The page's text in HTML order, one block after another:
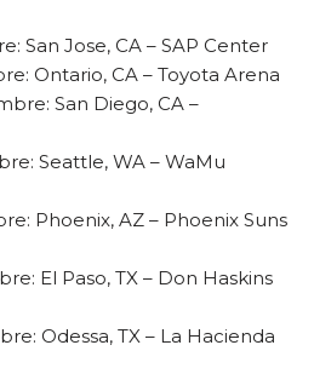
San Jose, CA – SAP Center
Ontario, CA – Toyota Arena
San Diego, CA –
Seattle, WA – WaMu
Phoenix, AZ – Phoenix Suns
El Paso, TX – Don Haskins
Odessa, TX – La Hacienda